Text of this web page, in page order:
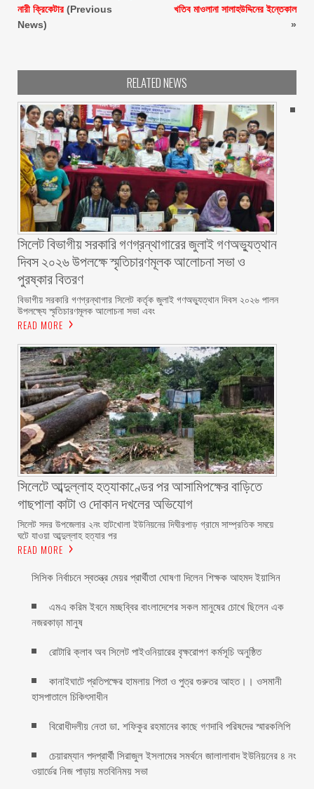
নারী ক্রিকেটার(Previous
News)
খতিব মাওলানা সালাহউদ্দিনের ইন্তেকাল
»
RELATED NEWS
সিলেট বিভাগীয় সরকারি গণগ্রন্থাগারের জুলাই গণঅভ্যুত্থান
দিবস ২০২৬ উপলক্ষে স্মৃতিচারণমূলক আলোচনা সভা ও
পুরষ্কার বিতরণ ‎ ‎
বিভাগীয় সরকারি গণগ্রন্থাগার সিলেট কর্তৃক জুলাই গণঅভ্যুত্থান দিবস ২০২৬ পালন
উপলক্ষ্যে স্মৃতিচারণমূলক আলোচনা সভা এবং
READ MORE
সিলেটে আব্দুল্লাহ হত্যাকাণ্ডের পর আসামিপক্ষের বাড়িতে
গাছপালা কাটা ও দোকান দখলের অভিযোগ
সিলেট সদর উপজেলার ২নং হাটখোলা ইউনিয়নের দিঘীরপাড় গ্রামে সাম্প্রতিক সময়ে
ঘটে যাওয়া আব্দুল্লাহ হত্যার পর
READ MORE
সিসিক নির্বাচনে স্বতন্ত্র মেয়র প্রার্থীতা ঘোষণা দিলেন শিক্ষক আহমদ ইয়াসিন
এমএ করিম ইবনে মচ্ছব্বির বাংলাদেশের সকল মানুষের চোখে ছিলেন এক
নজরকাড়া মানুষ ‎
রোটারি ক্লাব অব সিলেট পাইওনিয়ারের বৃক্ষরোপণ কর্মসূচি অনুষ্ঠিত
কানাইঘাটে প্রতিপক্ষের হামলায় পিতা ও পুত্র গুরুতর আহত।। ওসমানী
হাসপাতালে চিকিৎসাধীন
বিরোধীদলীয় নেতা ডা. শফিকুর রহমানের কাছে গণদাবি পরিষদের স্মারকলিপি ‎
চেয়ারম্যান পদপ্রার্থী সিরাজুল ইসলামের সমর্থনে জালালাবাদ ইউনিয়নের ৪ নং
ওয়ার্ডের নিজ পাড়ায় মতবিনিময় সভা